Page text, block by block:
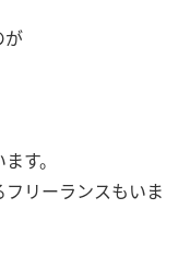
が
す。
リーランスもいま